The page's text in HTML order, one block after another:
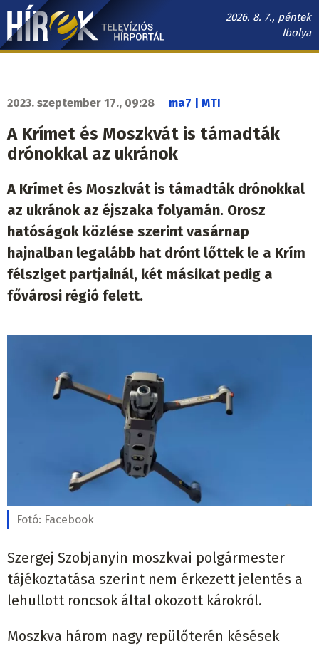
Ugrás
tartalomra
2026. 8. 7., péntek
Ibolya
Hírek.sk
2023. szeptember 17., 09:28 ma7 | MTI
A Krímet és Moszkvát is támadták
drónokkal az ukránok
A Krímet és Moszkvát is támadták drónokkal
az ukránok az éjszaka folyamán. Orosz
hatóságok közlése szerint vasárnap
hajnalban legalább hat drónt lőttek le a Krím
félsziget partjainál, két másikat pedig a
fővárosi régió felett.
Fotó: Facebook
Szergej Szobjanyin moszkvai polgármester
tájékoztatása szerint nem érkezett jelentés a
lehullott roncsok által okozott károkról.
Moszkva három nagy repülőterén késések